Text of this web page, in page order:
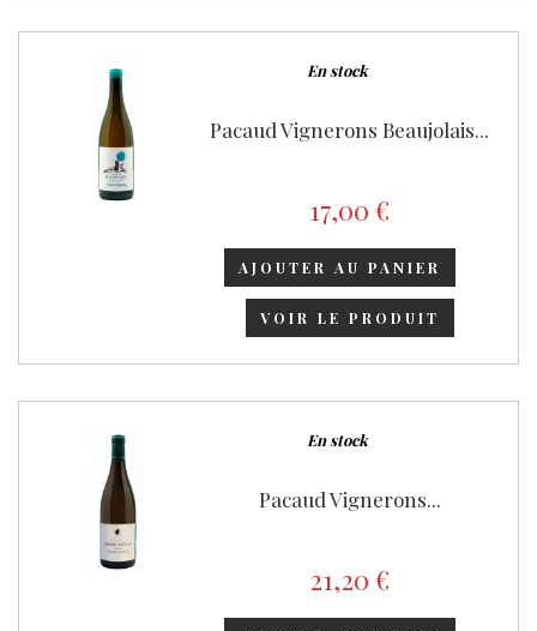
En stock
Pacaud Vignerons Beaujolais...
17,00 €
AJOUTER AU PANIER
VOIR LE PRODUIT
En stock
Pacaud Vignerons...
21,20 €